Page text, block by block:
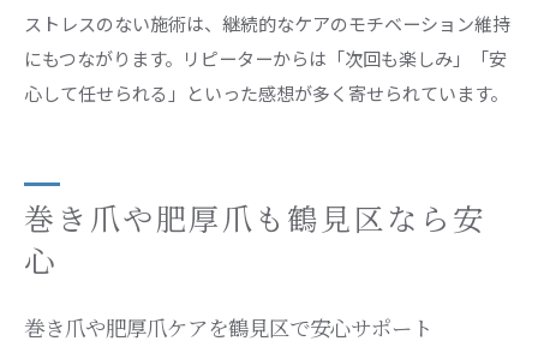
ストレスのない施術は、継続的なケアのモチベーション維持
にもつながります。リピーターからは「次回も楽しみ」「安
心して任せられる」といった感想が多く寄せられています。
巻き爪や肥厚爪も鶴見区なら安
心
巻き爪や肥厚爪ケアを鶴見区で安心サポート